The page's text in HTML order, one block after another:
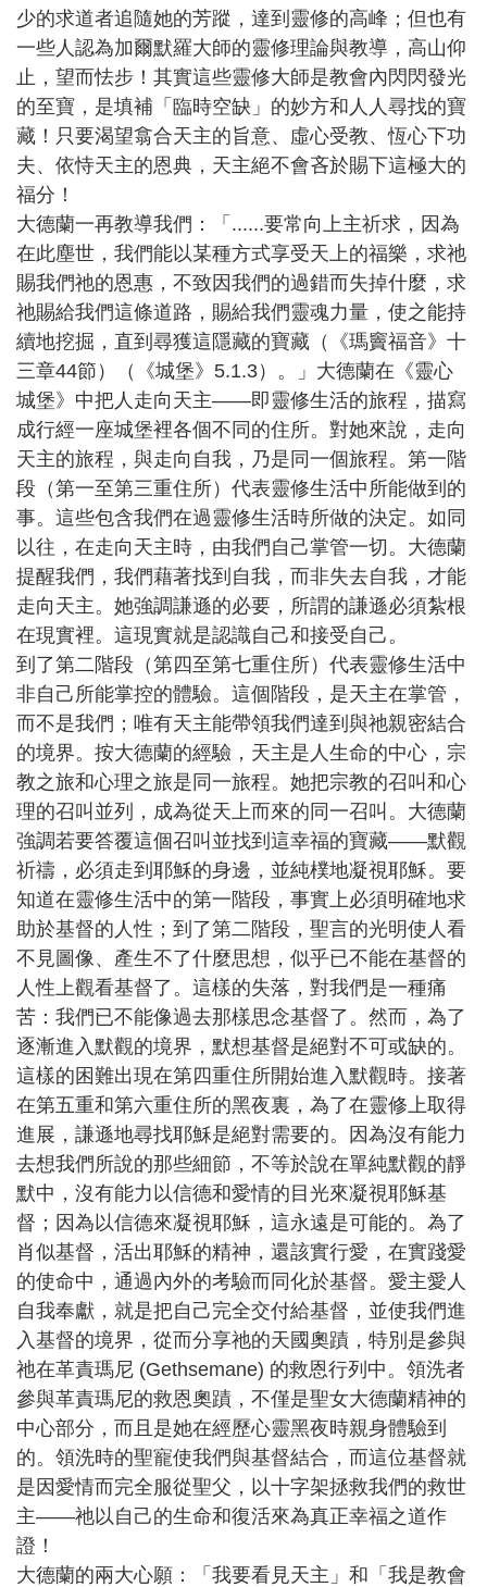
少的求道者追隨她的芳蹤，達到靈修的高峰；但也有
一些人認為加爾默羅大師的靈修理論與教導，高山仰
止，望而怯步！其實這些靈修大師是教會內閃閃發光
的至寶，是填補「臨時空缺」的妙方和人人尋找的寶
藏！只要渴望翕合天主的旨意、虛心受教、恆心下功
夫、依恃天主的恩典，天主絕不會吝於賜下這極大的
福分！
大德蘭一再教導我們：「......要常向上主祈求，因為
在此塵世，我們能以某種方式享受天上的福樂，求祂
賜我們祂的恩惠，不致因我們的過錯而失掉什麼，求
祂賜給我們這條道路，賜給我們靈魂力量，使之能持
續地挖掘，直到尋獲這隱藏的寶藏（《瑪竇福音》十
三章44節）（《城堡》5.1.3）。」大德蘭在《靈心
城堡》中把人走向天主——即靈修生活的旅程，描寫
成行經一座城堡裡各個不同的住所。對她來說，走向
天主的旅程，與走向自我，乃是同一個旅程。第一階
段（第一至第三重住所）代表靈修生活中所能做到的
事。這些包含我們在過靈修生活時所做的決定。如同
以往，在走向天主時，由我們自己掌管一切。大德蘭
提醒我們，我們藉著找到自我，而非失去自我，才能
走向天主。她強調謙遜的必要，所謂的謙遜必須紮根
在現實裡。這現實就是認識自己和接受自己。
到了第二階段（第四至第七重住所）代表靈修生活中
非自己所能掌控的體驗。這個階段，是天主在掌管，
而不是我們；唯有天主能帶領我們達到與祂親密結合
的境界。按大德蘭的經驗，天主是人生命的中心，宗
教之旅和心理之旅是同一旅程。她把宗教的召叫和心
理的召叫並列，成為從天上而來的同一召叫。大德蘭
強調若要答覆這個召叫並找到這幸福的寶藏——默觀
祈禱，必須走到耶穌的身邊，並純樸地凝視耶穌。要
知道在靈修生活中的第一階段，事實上必須明確地求
助於基督的人性；到了第二階段，聖言的光明使人看
不見圖像、產生不了什麼思想，似乎已不能在基督的
人性上觀看基督了。這樣的失落，對我們是一種痛
苦：我們已不能像過去那樣思念基督了。然而，為了
逐漸進入默觀的境界，默想基督是絕對不可或缺的。
這樣的困難出現在第四重住所開始進入默觀時。接著
在第五重和第六重住所的黑夜裏，為了在靈修上取得
進展，謙遜地尋找耶穌是絕對需要的。因為沒有能力
去想我們所說的那些細節，不等於說在單純默觀的靜
默中，沒有能力以信德和愛情的目光來凝視耶穌基
督；因為以信德來凝視耶穌，這永遠是可能的。為了
肖似基督，活出耶穌的精神，還該實行愛，在實踐愛
的使命中，通過內外的考驗而同化於基督。愛主愛人
自我奉獻，就是把自己完全交付給基督，並使我們進
入基督的境界，從而分享祂的天國奧蹟，特別是參與
祂在革責瑪尼 (Gethsemane) 的救恩行列中。領洗者
參與革責瑪尼的救恩奧蹟，不僅是聖女大德蘭精神的
中心部分，而且是她在經歷心靈黑夜時親身體驗到
的。領洗時的聖寵使我們與基督結合，而這位基督就
是因愛情而完全服從聖父，以十字架拯救我們的救世
主——祂以自己的生命和復活來為真正幸福之道作
證！
大德蘭的兩大心願：「我要看見天主」和「我是教會